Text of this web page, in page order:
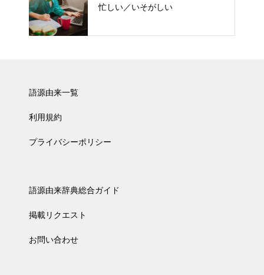
忙しい／いそがしい
語源由来一覧
利用規約
プライバシーポリシー
語源由来辞典総合ガイド
掲載リクエスト
お問い合わせ